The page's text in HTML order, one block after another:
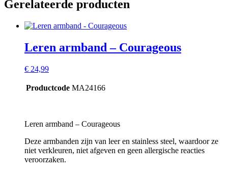
Gerelateerde producten
Leren armband – Courageous
€ 24,99
Productcode MA24166
Leren armband – Courageous
Deze armbanden zijn van leer en stainless steel, waardoor ze
niet verkleuren, niet afgeven en geen allergische reacties
veroorzaken.